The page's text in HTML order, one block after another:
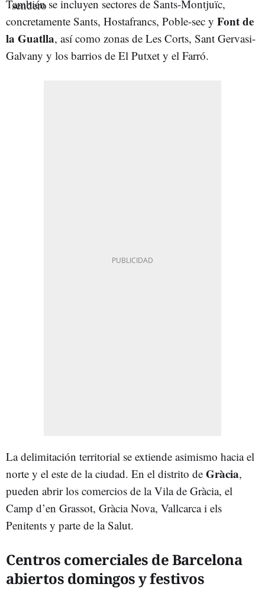
También se incluyen sectores de Sants-Montjuïc,
concretamente Sants, Hostafrancs, Poble-sec y Font de
la Guatlla, así como zonas de Les Corts, Sant Gervasi-
Galvany y los barrios de El Putxet y el Farró.
La delimitación territorial se extiende asimismo hacia el
norte y el este de la ciudad. En el distrito de Gràcia,
pueden abrir los comercios de la Vila de Gràcia, el
Camp d’en Grassot, Gràcia Nova, Vallcarca i els
Penitents y parte de la Salut.
Centros comerciales de Barcelona
abiertos domingos y festivos